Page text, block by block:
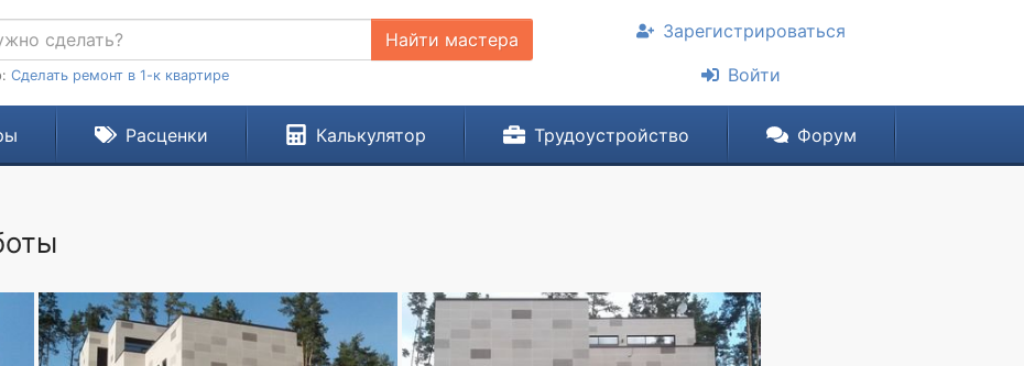
Найти мастера
Сделать ремонт в 1-к квартире
Зарегистрироваться
Войти
Расценки Калькулятор Трудоустройство Форум